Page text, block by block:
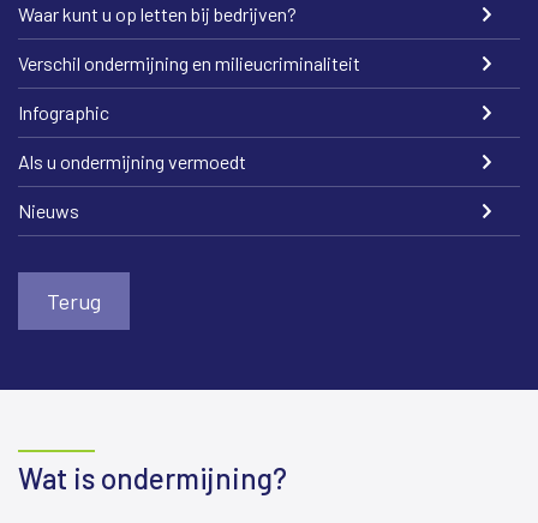
Waar kunt u op letten bij bedrijven?
Verschil ondermijning en milieucriminaliteit
Infographic
Als u ondermijning vermoedt
Nieuws
Terug
Wat is ondermijning?